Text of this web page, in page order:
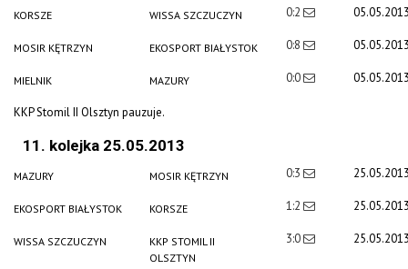
KORSZE WISSA SZCZUCZYN 0:2
MOSIR KĘTRZYN EKOSPORT BIAŁYSTOK 0:8
MIELNIK MAZURY 0:0
KKP Stomil II Olsztyn pauzuje.
11. kolejka 25.05.2013
MAZURY MOSIR KĘTRZYN 0:3
EKOSPORT BIAŁYSTOK KORSZE 1:2
WISSA SZCZUCZYN
KKP STOMIL II
OLSZTYN
3:0